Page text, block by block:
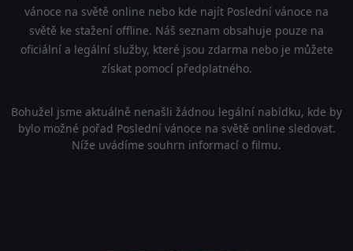
vánoce na světě online nebo kde najít Poslední vánoce na
světě ke stažení offline. Náš seznam obsahuje pouze na
oficiální a legální služby, které jsou zdarma nebo je můžete
získat pomocí předplatného.
Bohužel jsme aktuálně nenašli žádnou legální nabídku, kde by
bylo možné pořad Poslední vánoce na světě online sledovat.
Níže uvádíme souhrn informací o filmu.